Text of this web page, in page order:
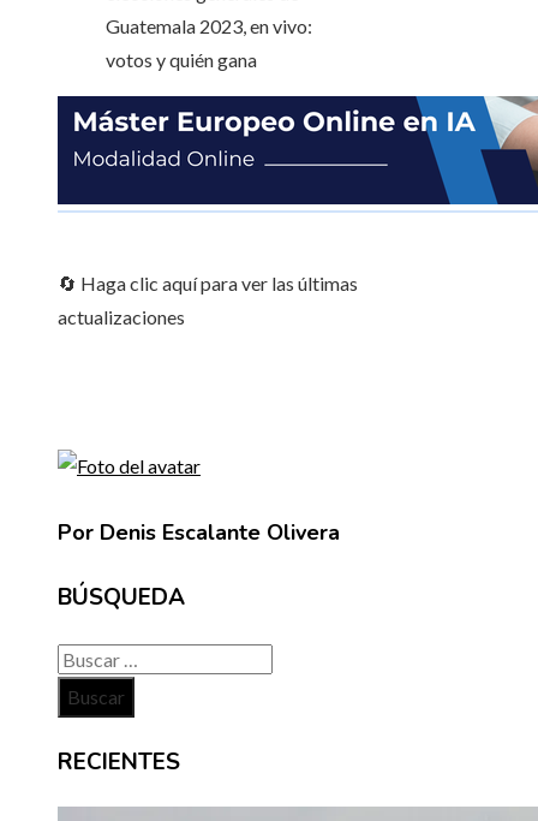
🔄 Haga clic aquí para ver las últimas
actualizaciones
Por Denis Escalante Olivera
BÚSQUEDA
Buscar:
RECIENTES